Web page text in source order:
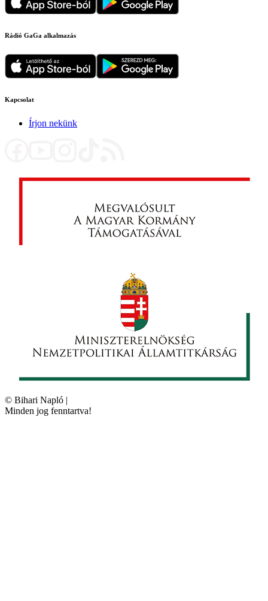
Rádió GaGa alkalmazás
Kapcsolat
Írjon nekünk
© Bihari Napló |
Minden jog fenntartva!